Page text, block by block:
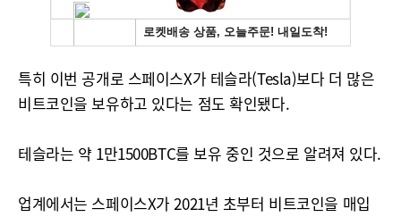
특히 이번 공개로 스페이스X가 테슬라(Tesla)보다 더 많은
비트코인을 보유하고 있다는 점도 확인됐다.
테슬라는 약 1만1500BTC를 보유 중인 것으로 알려져 있다.
업계에서는 스페이스X가 2021년 초부터 비트코인을 매입